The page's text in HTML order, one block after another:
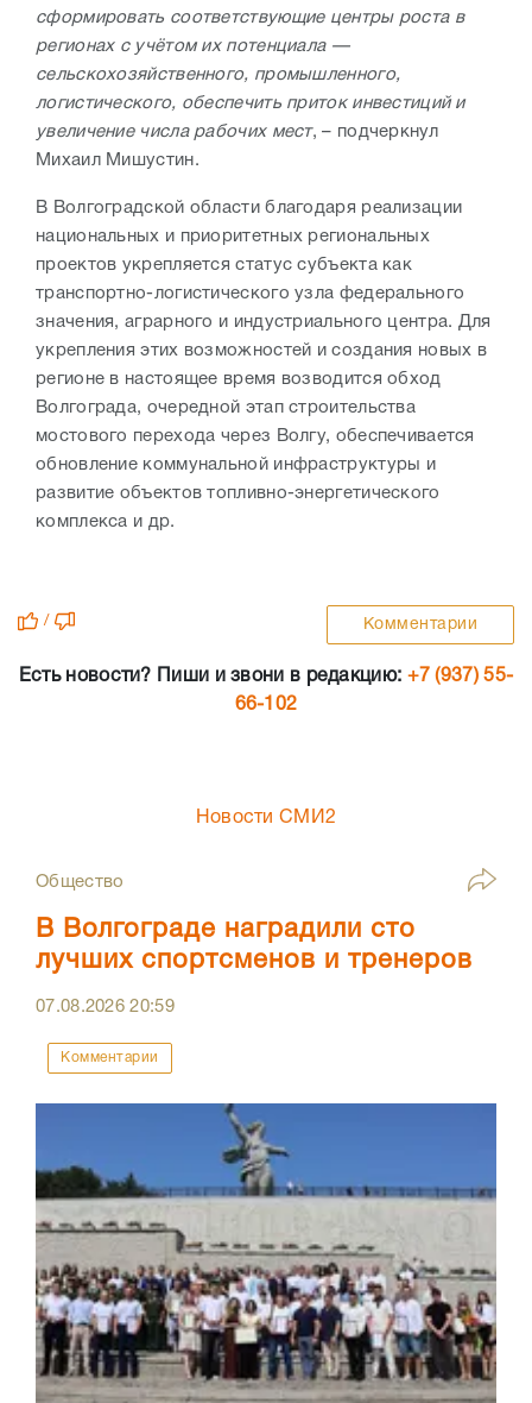
сформировать соответствующие центры роста в
регионах с учётом их потенциала —
сельскохозяйственного, промышленного,
логистического, обеспечить приток инвестиций и
увеличение числа рабочих мест, – подчеркнул
Михаил Мишустин.
В Волгоградской области благодаря реализации
национальных и приоритетных региональных
проектов укрепляется статус субъекта как
транспортно-логистического узла федерального
значения, аграрного и индустриального центра. Для
укрепления этих возможностей и создания новых в
регионе в настоящее время возводится обход
Волгограда, очередной этап строительства
мостового перехода через Волгу, обеспечивается
обновление коммунальной инфраструктуры и
развитие объектов топливно-энергетического
комплекса и др.
/ Комментарии
Есть новости? Пиши и звони в редакцию: +7 (937) 55-
66-102
Новости СМИ2
Общество
В Волгограде наградили сто
лучших спортсменов и тренеров
07.08.202620:59
Комментарии